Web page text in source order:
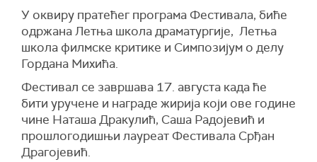
У оквиру пратећег програма Фестивала, биће
одржана Летња школа драматургије, Летња
школа филмске критике и Симпозијум о делу
Гордана Михића.
Фестивал се завршава 17. августа када ће
бити уручене и награде жирија који ове године
чине Наташа Дракулић, Саша Радојевић и
прошлогодишњи лауреат Фестивала Срђан
Драгојевић.